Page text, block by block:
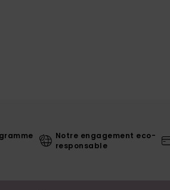
Notre engagement eco-
responsable